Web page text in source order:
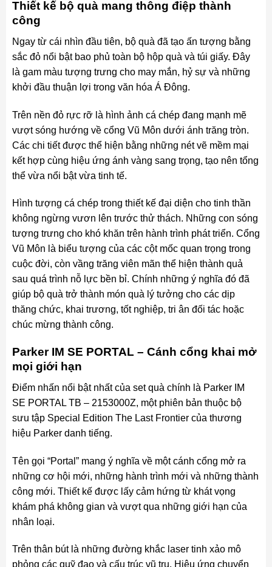
Thiết kế bộ quà mang thông điệp thành
công
Ngay từ cái nhìn đầu tiên, bộ quà đã tạo ấn tượng bằng
sắc đỏ nổi bật bao phủ toàn bộ hộp quà và túi giấy. Đây
là gam màu tượng trưng cho may mắn, hỷ sự và những
khởi đầu thuận lợi trong văn hóa Á Đông.
Trên nền đỏ rực rỡ là hình ảnh cá chép đang mạnh mẽ
vượt sóng hướng về cổng Vũ Môn dưới ánh trăng tròn.
Các chi tiết được thể hiện bằng những nét vẽ mềm mại
kết hợp cùng hiệu ứng ánh vàng sang trọng, tạo nên tổng
thể vừa nổi bật vừa tinh tế.
Hình tượng cá chép trong thiết kế đại diện cho tinh thần
không ngừng vươn lên trước thử thách. Những con sóng
tượng trưng cho khó khăn trên hành trình phát triển. Cổng
Vũ Môn là biểu tượng của các cột mốc quan trọng trong
cuộc đời, còn vầng trăng viên mãn thể hiện thành quả
sau quá trình nỗ lực bền bỉ. Chính những ý nghĩa đó đã
giúp bộ quà trở thành món quà lý tưởng cho các dịp
thăng chức, khai trương, tốt nghiệp, tri ân đối tác hoặc
chúc mừng thành công.
Parker IM SE PORTAL – Cánh cổng khai mở
mọi giới hạn
Điểm nhấn nổi bật nhất của set quà chính là Parker IM
SE PORTAL TB – 2153000Z, một phiên bản thuộc bộ
sưu tập Special Edition The Last Frontier của thương
hiệu Parker danh tiếng.
Tên gọi “Portal” mang ý nghĩa về một cánh cổng mở ra
những cơ hội mới, những hành trình mới và những thành
công mới. Thiết kế được lấy cảm hứng từ khát vọng
khám phá không gian và vượt qua những giới hạn của
nhân loại.
Trên thân bút là những đường khắc laser tinh xảo mô
phỏng các quỹ đạo và cấu trúc vũ trụ. Hiệu ứng chuyển